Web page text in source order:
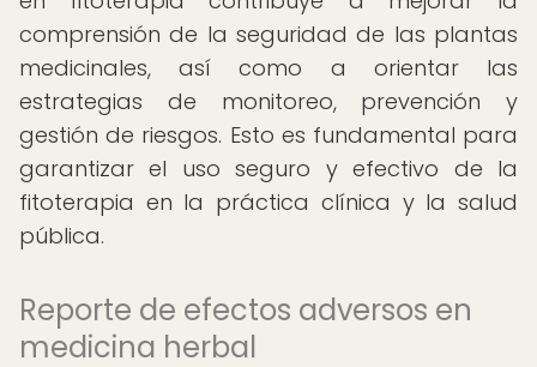
comprensión de la seguridad de las plantas
medicinales, así como a orientar las
estrategias de monitoreo, prevención y
gestión de riesgos. Esto es fundamental para
garantizar el uso seguro y efectivo de la
fitoterapia en la práctica clínica y la salud
pública.
Reporte de efectos adversos en
medicina herbal